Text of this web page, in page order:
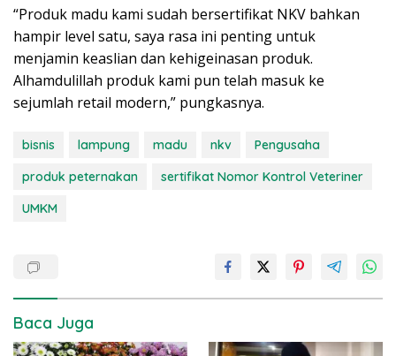
“Produk madu kami sudah bersertifikat NKV bahkan
hampir level satu, saya rasa ini penting untuk
menjamin keaslian dan kehigeinasan produk.
Alhamdulillah produk kami pun telah masuk ke
sejumlah retail modern,” pungkasnya.
bisnis lampung madu nkv
Pengusaha
produk peternakan
sertifikat Nomor Kontrol Veteriner
UMKM
Baca Juga